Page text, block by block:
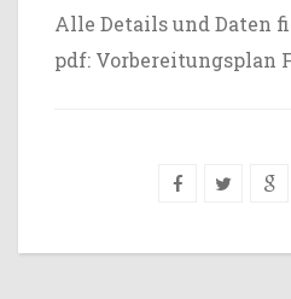
Alle Details und Daten
pdf: Vorbereitungsplan